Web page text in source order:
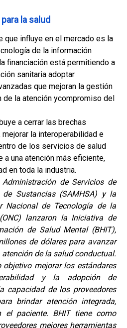
la salud
que influye en el mercado es la
de la información
financiación está permitiendo a
sanitaria adoptar
que mejoran la gestión
de la atención ycompromiso del
a cerrar las brechas
la interoperabilidad e
de los servicios de salud
a una atención más eficiente,
en toda la industria.
de Servicios de
Sustancias (SAMHSA) y la
Nacional de Tecnología de la
lanzaron la Iniciativa de
de Salud Mental (BHIT),
de dólares para avanzar
de la salud conductual.
mejorar los estándares
y la adopción de
capacidad de los proveedores
brindar atención integrada,
el paciente. BHIT tiene como
mejores herramientas